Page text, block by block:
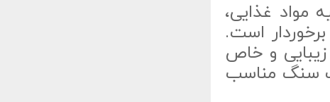
مواد غذایی،
است.
زیبایی و خاص
سنگ مناسب